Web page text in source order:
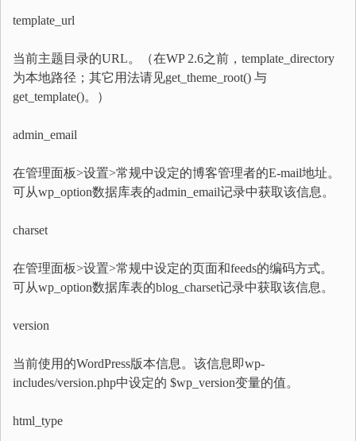
template_url
当前主题目录的URL。（在WP 2.6之前，template_directory
为本地路径；其它用法请见get_theme_root() 与
get_template()。）
admin_email
在管理面板>设置>常规中设定的博客管理者的E-mail地址。
可从wp_option数据库表的admin_email记录中获取该信息。
charset
在管理面板>设置>常规中设定的页面和feeds的编码方式。
可从wp_option数据库表的blog_charset记录中获取该信息。
version
当前使用的WordPress版本信息。该信息即wp-
includes/version.php中设定的 $wp_version变量的值。
html_type